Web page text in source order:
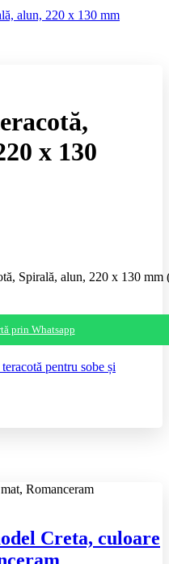
x 130
Spirală, alun, 220 x 130
prin Whatsapp
pentru sobe și
Creta, culoare